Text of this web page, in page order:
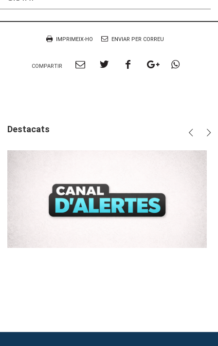
Document
IMPRIMEIX-HO ENVIAR PER CORREU
COMPARTIR
CompartirCompartirCompartirCompartir
Destacats